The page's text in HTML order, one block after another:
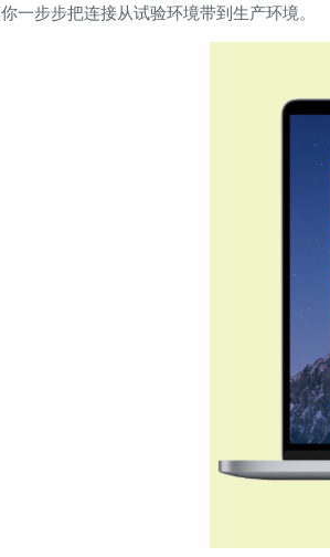
一步步把连接从试验环境带到生产环境。